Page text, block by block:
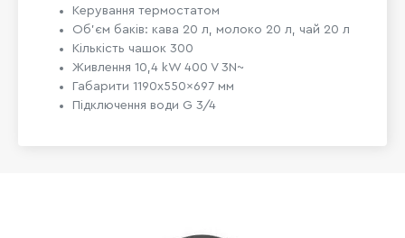
Керування термостатом
Об'єм баків: кава 20 л, молоко 20 л, чай 20 л
Кількість чашок 300
Живлення 10,4 kW 400 V 3N~
Габарити 1190x550x697 мм
Підключення води G 3/4